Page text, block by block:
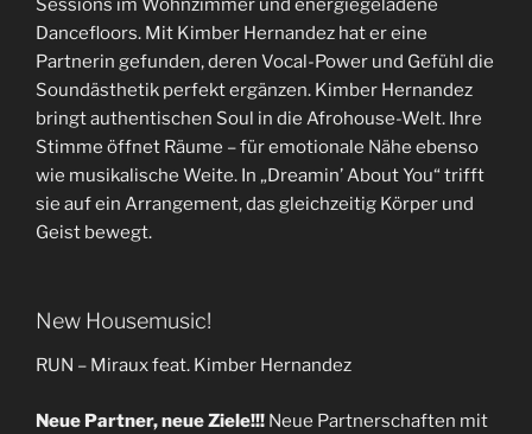
Sessions im Wohnzimmer und energiegeladene
Dancefloors. Mit Kimber Hernandez hat er eine
Partnerin gefunden, deren Vocal-Power und Gefühl die
Soundästhetik perfekt ergänzen. Kimber Hernandez
bringt authentischen Soul in die Afrohouse-Welt. Ihre
Stimme öffnet Räume – für emotionale Nähe ebenso
wie musikalische Weite. In „Dreamin’ About You“ trifft
sie auf ein Arrangement, das gleichzeitig Körper und
Geist bewegt.
New Housemusic!
RUN – Miraux feat. Kimber Hernandez
Neue Partner, neue Ziele!!! Neue Partnerschaften mit